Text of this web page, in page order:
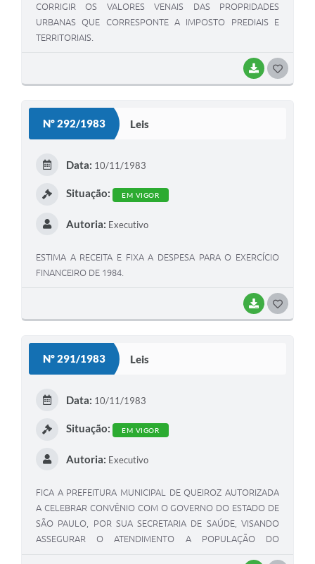
BAIXAR
CORRIGIR OS VALORES VENAIS DAS PROPRIDADES
URBANAS QUE CORRESPONTE A IMPOSTO PREDIAIS E
TERRITORIAIS.
Nº 292/1983 Leis
BAIXAR
Data: 10/11/1983
Situação: EM VIGOR
Autoria: Executivo
ESTIMA A RECEITA E FIXA A DESPESA PARA O EXERCÍCIO
FINANCEIRO DE 1984.
Nº 291/1983 Leis
Data: 10/11/1983
Situação: EM VIGOR
Autoria: Executivo
FICA A PREFEITURA MUNICIPAL DE QUEIROZ AUTORIZADA
A CELEBRAR CONVÊNIO COM O GOVERNO DO ESTADO DE
SÃO PAULO, POR SUA SECRETARIA DE SAÚDE, VISANDO
ASSEGURAR O ATENDIMENTO A POPULAÇÃO DO